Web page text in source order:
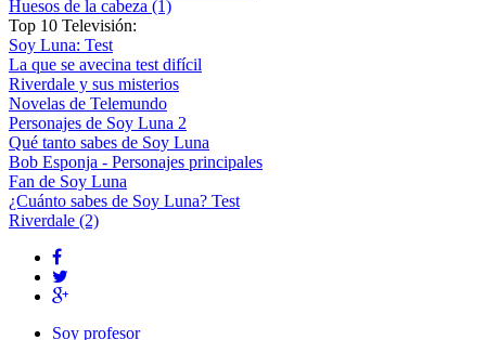
Huesos de la cabeza (1)
Top 10 Televisión:
Soy Luna: Test
La que se avecina test difícil
Riverdale y sus misterios
Novelas de Telemundo
Personajes de Soy Luna 2
Qué tanto sabes de Soy Luna
Bob Esponja - Personajes principales
Fan de Soy Luna
¿Cuánto sabes de Soy Luna? Test
Riverdale (2)
Soy profesor